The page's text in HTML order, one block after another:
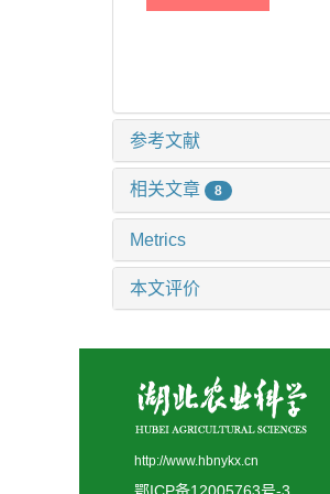
参考文献
相关文章 8
Metrics
本文评价
http://www.hbnykx.cn
鄂ICP备12005763号-3